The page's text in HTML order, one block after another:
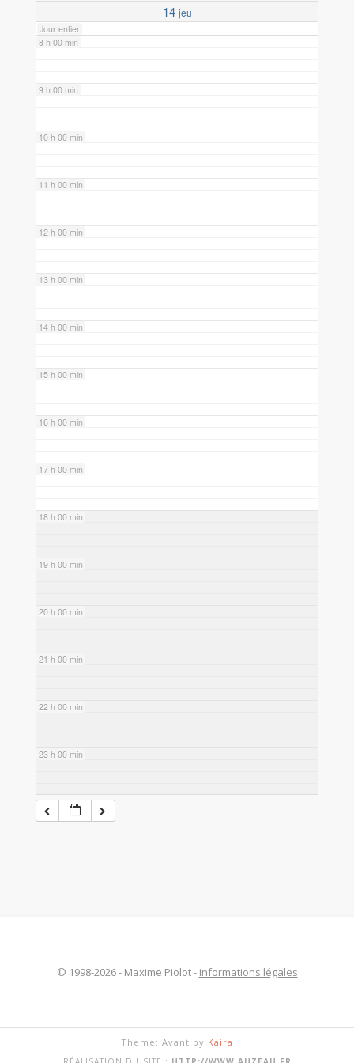
14 jeu
Jour entier
8 h 00 min
9 h 00 min
10 h 00 min
11 h 00 min
12 h 00 min
13 h 00 min
14 h 00 min
15 h 00 min
16 h 00 min
17 h 00 min
18 h 00 min
19 h 00 min
20 h 00 min
21 h 00 min
22 h 00 min
23 h 00 min
© 1998-2026 - Maxime Piolot - informations légales
Theme: Avant by Kaira